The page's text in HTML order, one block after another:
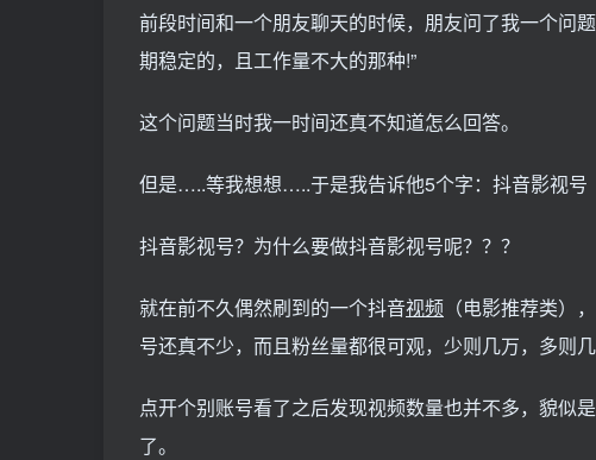
前段时间和一个朋友聊天的时候，朋友问了我一个问
期稳定的，且工作量不大的那种!”
这个问题当时我一时间还真不知道怎么回答。
但是…..等我想想…..于是我告诉他5个字：抖音影视号
抖音影视号？为什么要做抖音影视号呢？？？
就在前不久偶然刷到的一个抖音视频 （电影推荐类）
号还真不少，而且粉丝量都很可观，少则几万，多则几
点开个别账号看了之后发现视频数量也并不多，貌似
了。